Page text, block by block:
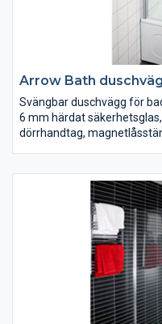
Arrow Bath
Svängbar duschvägg för
6 mm härdat
dörrhandtag,